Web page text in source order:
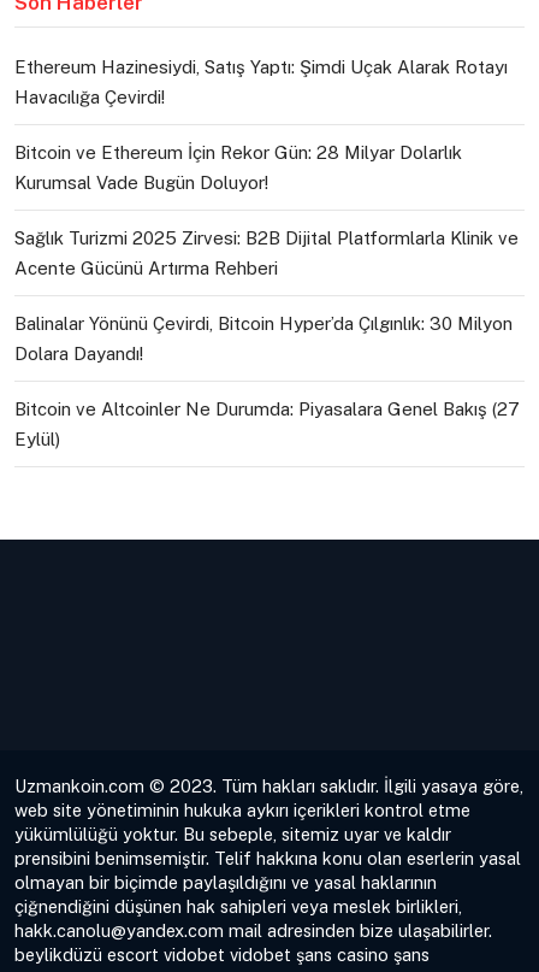
Ethereum Hazinesiydi, Satış Yaptı: Şimdi Uçak Alarak Rotayı
Havacılığa Çevirdi!
Bitcoin ve Ethereum İçin Rekor Gün: 28 Milyar Dolarlık
Kurumsal Vade Bugün Doluyor!
Sağlık Turizmi 2025 Zirvesi: B2B Dijital Platformlarla Klinik ve
Acente Gücünü Artırma Rehberi
Balinalar Yönünü Çevirdi, Bitcoin Hyper’da Çılgınlık: 30 Milyon
Dolara Dayandı!
Bitcoin ve Altcoinler Ne Durumda: Piyasalara Genel Bakış (27
Eylül)
Uzmankoin.com © 2023. Tüm hakları saklıdır. İlgili yasaya göre,
web site yönetiminin hukuka aykırı içerikleri kontrol etme
yükümlülüğü yoktur. Bu sebeple, sitemiz uyar ve kaldır
prensibini benimsemiştir. Telif hakkına konu olan eserlerin yasal
olmayan bir biçimde paylaşıldığını ve yasal haklarının
çiğnendiğini düşünen hak sahipleri veya meslek birlikleri,
hakk.canolu@yandex.com mail adresinden bize ulaşabilirler.
beylikdüzü escort vidobet vidobet şans casino şans